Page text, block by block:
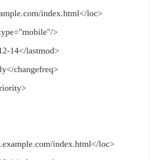
index.html</loc>
>
14</lastmod>
changefreq>
index.html</loc>